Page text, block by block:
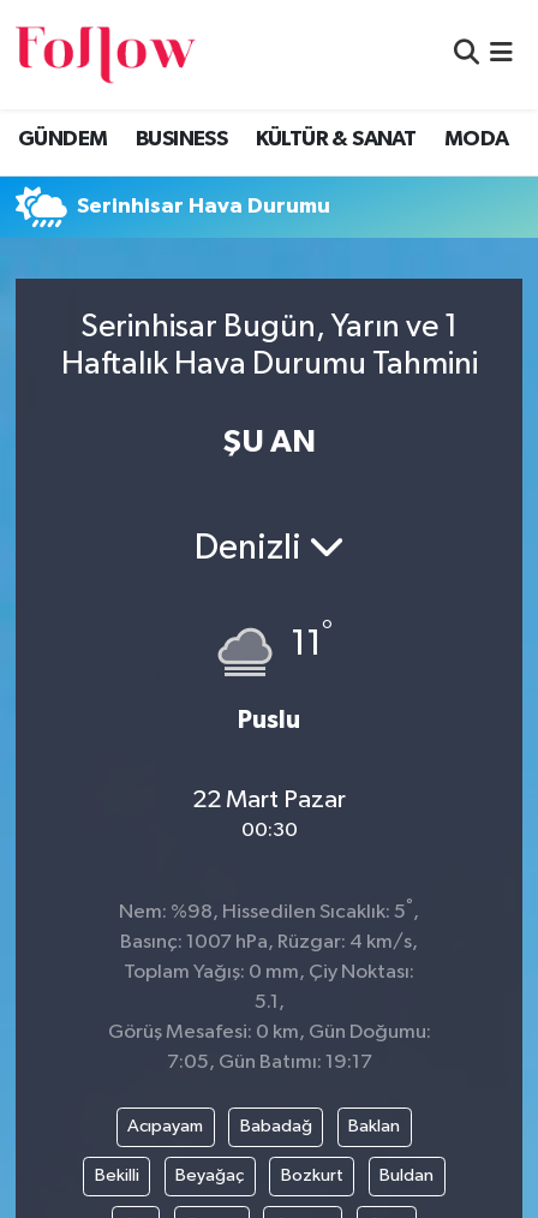
GÜNDEM BUSINESS KÜLTÜR & SANAT MODA
Serinhisar Hava Durumu
Serinhisar Bugün, Yarın ve 1
Haftalık Hava Durumu Tahmini
ŞU AN
Denizli
11 °
Puslu
22 Mart Pazar
00:30
Nem: %98, Hissedilen Sıcaklık: 5° ,
Basınç: 1007 hPa, Rüzgar: 4 km/s,
Toplam Yağış: 0 mm, Çiy Noktası:
5.1,
Görüş Mesafesi: 0 km, Gün Doğumu:
7:05, Gün Batımı: 19:17
Acıpayam Babadağ Baklan
Bekilli Beyağaç Bozkurt Buldan
GÜNDEM
BUSINESS
KÜLTÜR & SANAT
MODA
EĞİTİM
Eskişehir Nöbetçi Eczaneler
Eskişehir Hava Durumu
Eskişehir Namaz Vakitleri
Eskişehir Trafik Yoğunluk Haritası
Süper Lig Puan Durumu ve Fikstür
Son Dakika Haberleri